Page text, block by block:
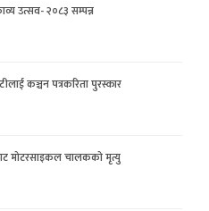
उत्सव- २०८३ सम्पन्न
कञ्चन पत्रकरिता पुरस्कार
मोटरसाइकल चालकको मृत्यु